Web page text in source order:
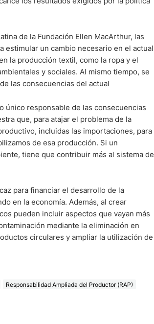
de la Fundación Ellen MacArthur, las
estimular un cambio necesario en el actual
la producción textil, como la ropa y el
y sociales. Al mismo tiempo, se
las consecuencias del actual
único responsable de las consecuencias
que, para atajar el problema de la
incluidas las importaciones, para
de esa producción. Si un
tiene que contribuir más al sistema de
para financiar el desarrollo de la
en la economía. Además, al crear
pueden incluir aspectos que vayan más
mediante la eliminación en
circulares y ampliar la utilización de
Responsabilidad Ampliada del Productor (RAP)